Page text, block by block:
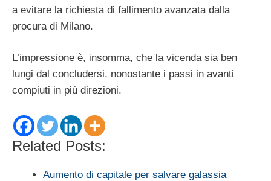
a evitare la richiesta di fallimento avanzata dalla
procura di Milano.
L’impressione è, insomma, che la vicenda sia ben
lungi dal concludersi, nonostante i passi in avanti
compiuti in più direzioni.
Related Posts:
Aumento di capitale per salvare galassia